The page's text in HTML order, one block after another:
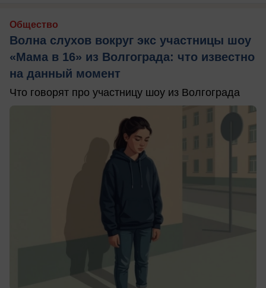
Общество
Волна слухов вокруг экс участницы шоу
«Мама в 16» из Волгограда: что известно
на данный момент
Что говорят про участницу шоу из Волгограда